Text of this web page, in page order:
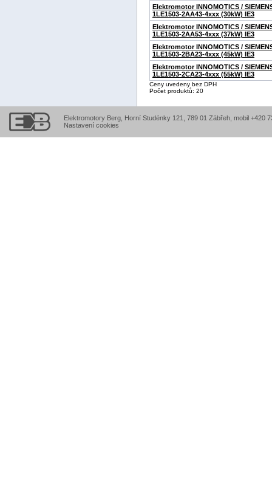
Elektromotor INNOMOTICS /
1LE1503-2AA43-4xxx (30kW) IE3
Elektromotor INNOMOTICS /
1LE1503-2AA53-4xxx (37kW) IE3
Elektromotor INNOMOTICS /
1LE1503-2BA23-4xxx (45kW) IE3
Elektromotor INNOMOTICS /
1LE1503-2CA23-4xxx (55kW) IE3
Ceny uvedeny bez DPH
Počet produktů: 20
Elektromotory Berg, Horní Studénky 121, 789 01 Zábřeh, mobil +420
Nastavení cookies